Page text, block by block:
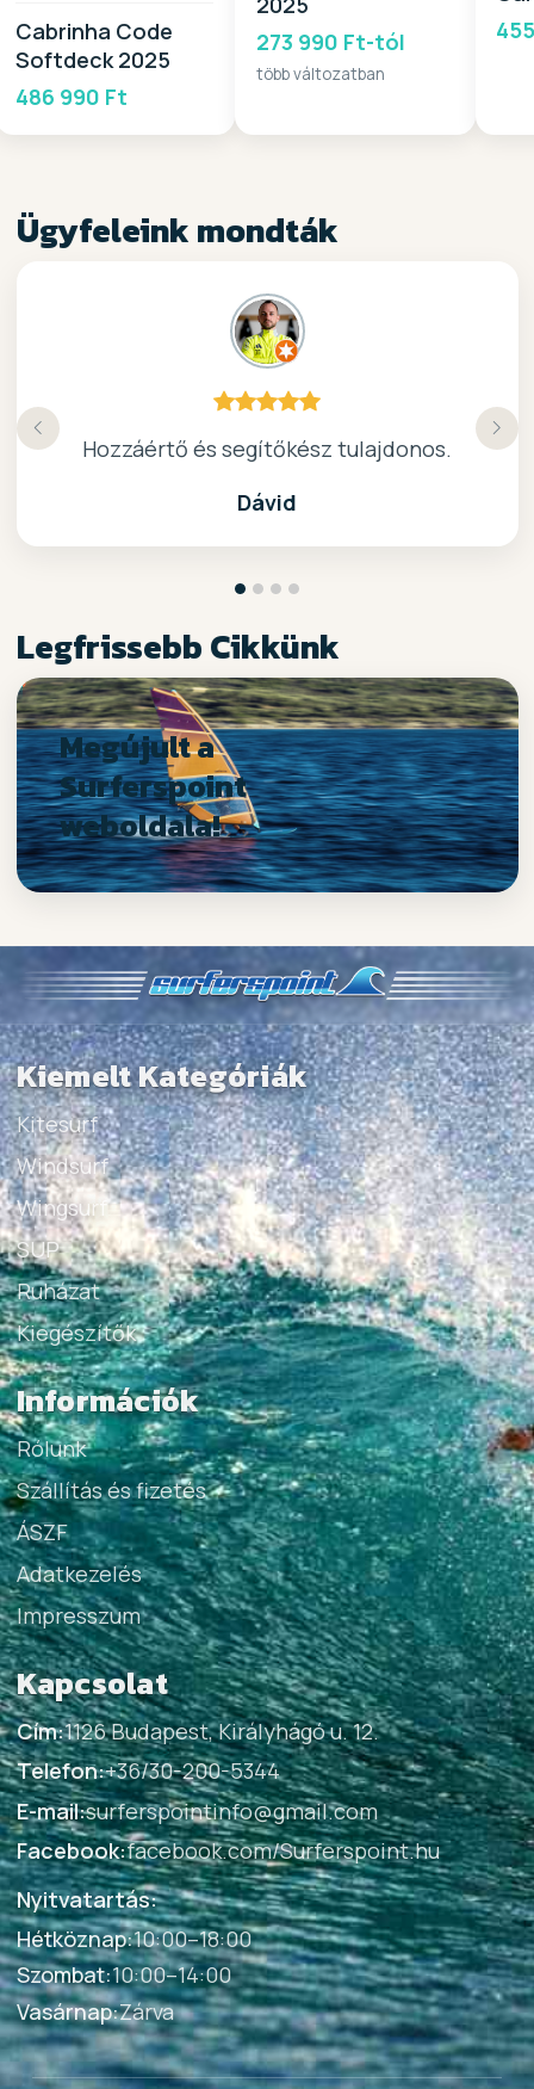
Cabrinha Code
Softdeck 2025
486 990 Ft
273 990 Ft-tól
több változatban
Ügyfeleink mondták
Hozzáértő és segítőkész tulajdonos.
Dávid
kiváló surf-ös bolt .. ajánlom!
Nagyon kedves elado, jo kis bolt :)
Köszönöm a gyors, barátságos kiszolgálast.
Legfrissebb Cikkünk
Megújult a
Surferspoint
weboldala!
Kiemelt Kategóriák
Kitesurf
Windsurf
Wingsurf
SUP
Ruházat
Kiegészítők
Információk
Rólunk
Szállítás és fizetés
ÁSZF
Adatkezelés
Impresszum
Kapcsolat
Cím:1126 Budapest, Királyhágó u. 12.
Telefon:+36/30-200-5344
E-mail:surferspointinfo@gmail.com
Facebook:facebook.com/Surferspoint.hu
Nyitvatartás:
Hétköznap:10:00–18:00
Szombat:10:00–14:00
Vasárnap:Zárva